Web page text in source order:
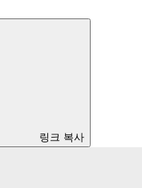
링크 복사